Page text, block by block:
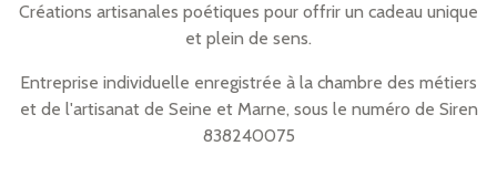
r
r
Créations artisanales poétiques pour offrir un cadeau unique
et plein de sens.
Entreprise individuelle enregistrée à la chambre des métiers
et de l'artisanat de Seine et Marne, sous le numéro de Siren
838240075